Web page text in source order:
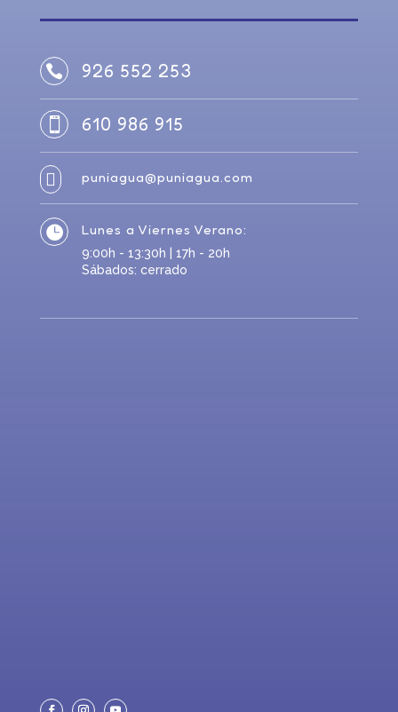
 926 552 253
 610 986 915
 puniagua@puniagua.com
 Lunes a Viernes Verano:
9:00h - 13:30h | 17h - 20h
Sábados: cerrado